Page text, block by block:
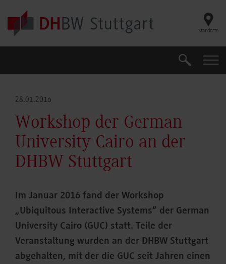
Skip to main content
Standorte
Suche
28.01.2016
Workshop der German
University Cairo an der
DHBW Stuttgart
Im Januar 2016 fand der Workshop
„Ubiquitous Interactive Systems“ der German
University Cairo (GUC) statt. Teile der
Veranstaltung wurden an der DHBW Stuttgart
abgehalten, mit der die GUC seit Jahren einen